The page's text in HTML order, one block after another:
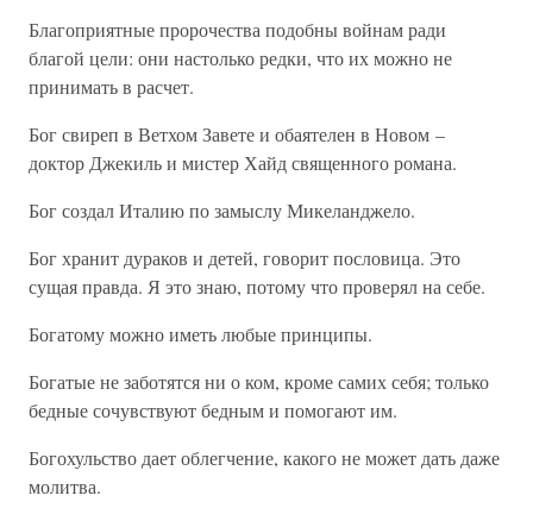
Благоприятные пророчества подобны войнам ради
благой цели: они настолько редки, что их можно не
принимать в расчет.
Бог свиреп в Ветхом Завете и обаятелен в Новом –
доктор Джекиль и мистер Хайд священного романа.
Бог создал Италию по замыслу Микеланджело.
Бог хранит дураков и детей, говорит пословица. Это
сущая правда. Я это знаю, потому что проверял на себе.
Богатому можно иметь любые принципы.
Богатые не заботятся ни о ком, кроме самих себя; только
бедные сочувствуют бедным и помогают им.
Богохульство дает облегчение, какого не может дать даже
молитва.